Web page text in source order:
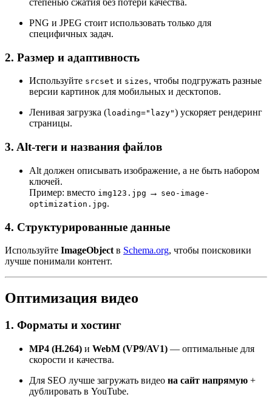
степенью сжатия без потери качества.
PNG и JPEG стоит использовать только для
специфичных задач.
2. Размер и адаптивность
Используйте srcset и sizes, чтобы подгружать разные
версии картинок для мобильных и десктопов.
Ленивая загрузка (loading="lazy") ускоряет рендеринг
страницы.
3. Alt-теги и названия файлов
Alt должен описывать изображение, а не быть набором
ключей.
Пример: вместо img123.jpg → seo-image-
optimization.jpg.
4. Структурированные данные
Используйте ImageObject в Schema.org, чтобы поисковики
лучше понимали контент.
Оптимизация видео
1. Форматы и хостинг
MP4 (H.264) и WebM (VP9/AV1) — оптимальные для
скорости и качества.
Для SEO лучше загружать видео на сайт напрямую +
дублировать в YouTube.